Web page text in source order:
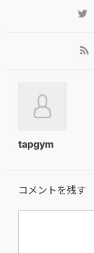
tapgym
コメントを残す